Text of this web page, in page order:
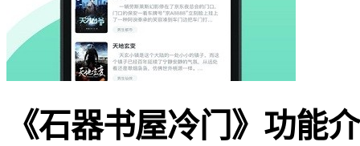
《石器书屋冷门》功能